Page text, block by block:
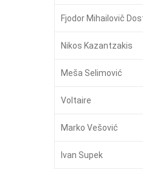
Fjodor Mihailovič
Nikos Kazantzakis
Meša Selimović
Voltaire
Marko Vešović
Ivan Supek